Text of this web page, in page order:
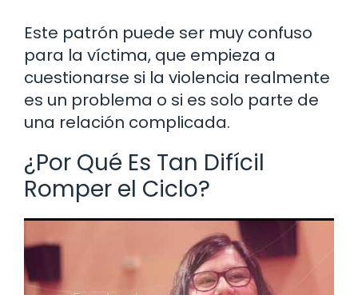
Este patrón puede ser muy confuso
para la víctima, que empieza a
cuestionarse si la violencia realmente
es un problema o si es solo parte de
una relación complicada.
¿Por Qué Es Tan Difícil
Romper el Ciclo?